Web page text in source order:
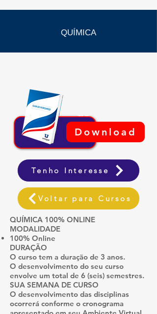
QUÍMICA
Download
de Percuso
Tenho Interesse
Voltar para Cursos
QUÍMICA 100% ONLINE
MODALIDADE
100% Online
DURAÇÃO
O curso tem a duração de 3 anos.
O desenvolvimento do seu curso
envolve um total de 6 (seis) semestres.
SUA SEMANA DE CURSO
O desenvolvimento das disciplinas
ocorrerá conforme o cronograma